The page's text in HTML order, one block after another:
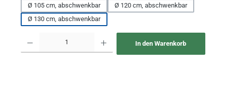
Ø 105 cm, abschwenkbar
Ø 120 cm, abschwenkbar
Ø 130 cm, abschwenkbar
In den Warenkorb